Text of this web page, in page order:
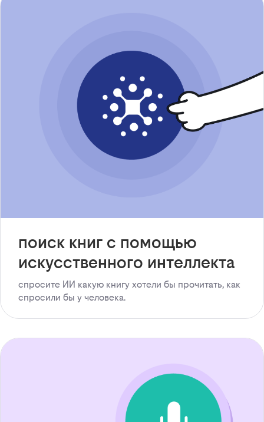
поиск книг с помощью
искусственного интеллекта
спросите ИИ какую книгу хотели бы прочитать, как
спросили бы у человека.